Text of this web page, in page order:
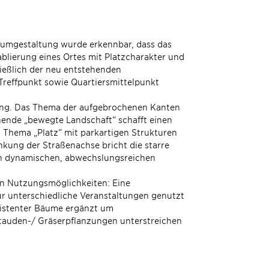
wurde erkennbar, dass das
eines Ortes mit Platzcharakter und
der neu entstehenden
sowie Quartiersmittelpunkt
Das Thema der aufgebrochenen Kanten
„bewegte Landschaft“ schafft einen
„Platz“ mit parkartigen Strukturen
der Straßenachse bricht die starre
abwechslungsreichen
Nutzungsmöglichkeiten: Eine
unterschiedliche Veranstaltungen genutzt
Bäume ergänzt um
Gräserpflanzungen unterstreichen